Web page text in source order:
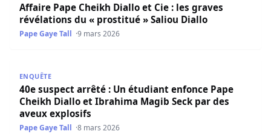
Affaire Pape Cheikh Diallo et Cie : les graves
révélations du « prostitué » Saliou Diallo
Pape Gaye Tall 9 mars 2026
ENQUÊTE
40e suspect arrêté : Un étudiant enfonce Pape
Cheikh Diallo et Ibrahima Magib Seck par des
aveux explosifs
Pape Gaye Tall 8 mars 2026